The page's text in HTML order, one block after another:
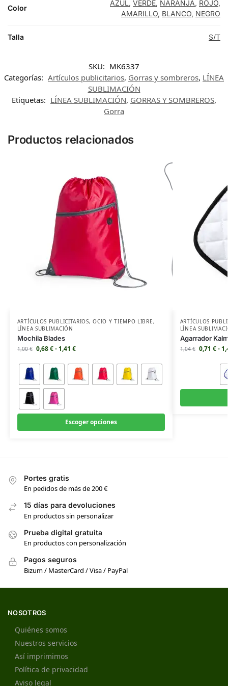
Color
AZUL, VERDE, NARANJA, ROJO,
AMARILLO, BLANCO, NEGRO
Talla S/T
SKU: MK6337
Categorías: Artículos publicitarios, Gorras y sombreros, LÍNEA
SUBLIMACIÓN
Etiquetas: LÍNEA SUBLIMACIÓN, GORRAS Y SOMBREROS,
Gorra
Productos relacionados
ARTÍCULOS PUBLICITARIOS,OCIO Y TIEMPO LIBRE,
LÍNEA SUBLIMACIÓN
Mochila Blades
1,00€ 0,68€- 1,41 €
Escoger opciones
ARTÍCULOS
LÍNEA
Agarrador
1,04€ 0,71 €-
Portes gratis
En pedidos de más de 200 €
15 días para devoluciones
En productos sin personalizar
Prueba digital gratuita
En productos con personalización
Pagos seguros
Bizum / MasterCard / Visa / PayPal
NOSOTROS
Quiénes somos
Nuestros servicios
Así imprimimos
Política de privacidad
Aviso legal